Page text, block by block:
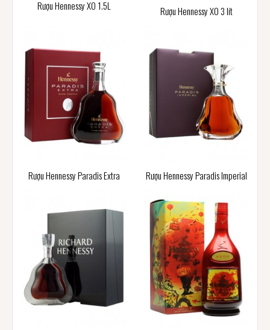
Rượu Hennessy XO 1.5L Rượu Hennessy XO 3 lít
Rượu Hennessy Paradis Extra Rượu Hennessy Paradis Imperial